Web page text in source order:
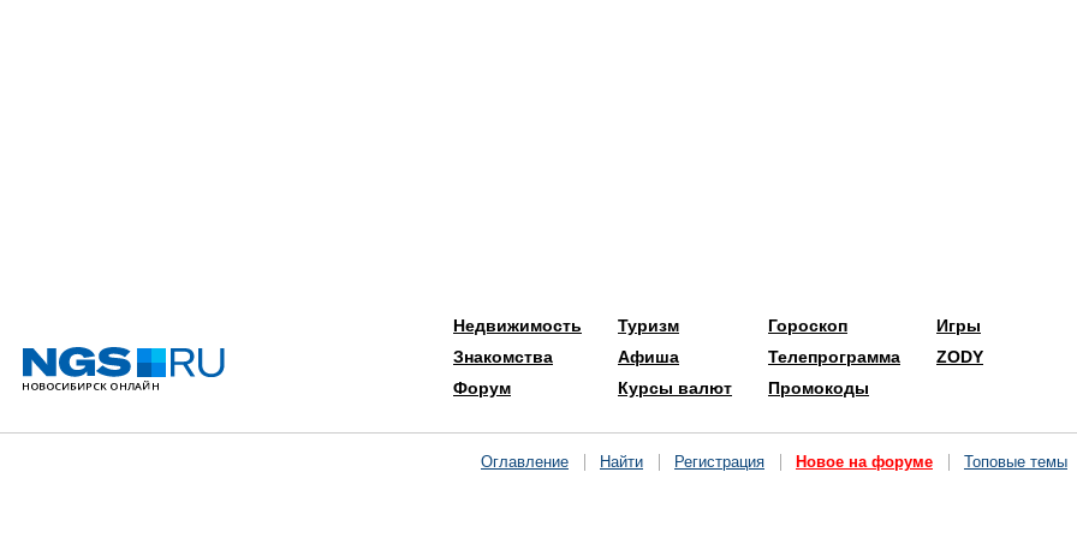
Недвижимость
Знакомства
Форум
Туризм
Афиша
Курсы валют
Гороскоп
Телепрограмма
Промокоды
Игры
ZODY
Оглавление Найти Регистрация Новое на форуме Топовые темы